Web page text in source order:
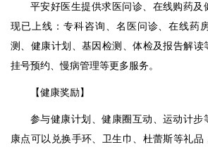
平安好医生提供求医问诊、在线购药及
现已上线：专科咨询、名医问诊、在线药
测、健康计划、基因检测、体检及报告解读
挂号预约、慢病管理等更多服务。
【健康奖励】
参与健康计划、健康圈互动、运动计步
康点可以兑换手环、卫生巾、杜蕾斯等礼品